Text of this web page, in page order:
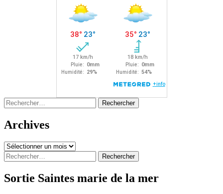
Rechercher :
Archives
Archives
Rechercher :
Sortie Saintes marie de la mer